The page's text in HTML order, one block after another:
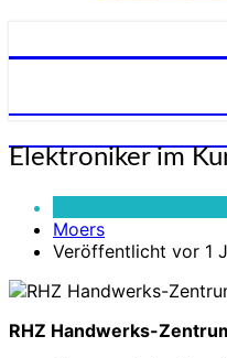
Elektroniker
Kundendienst
(m/w/d)
Elektroniker im
Moers
Veröffentlicht vor 1
RHZ Handwerks-